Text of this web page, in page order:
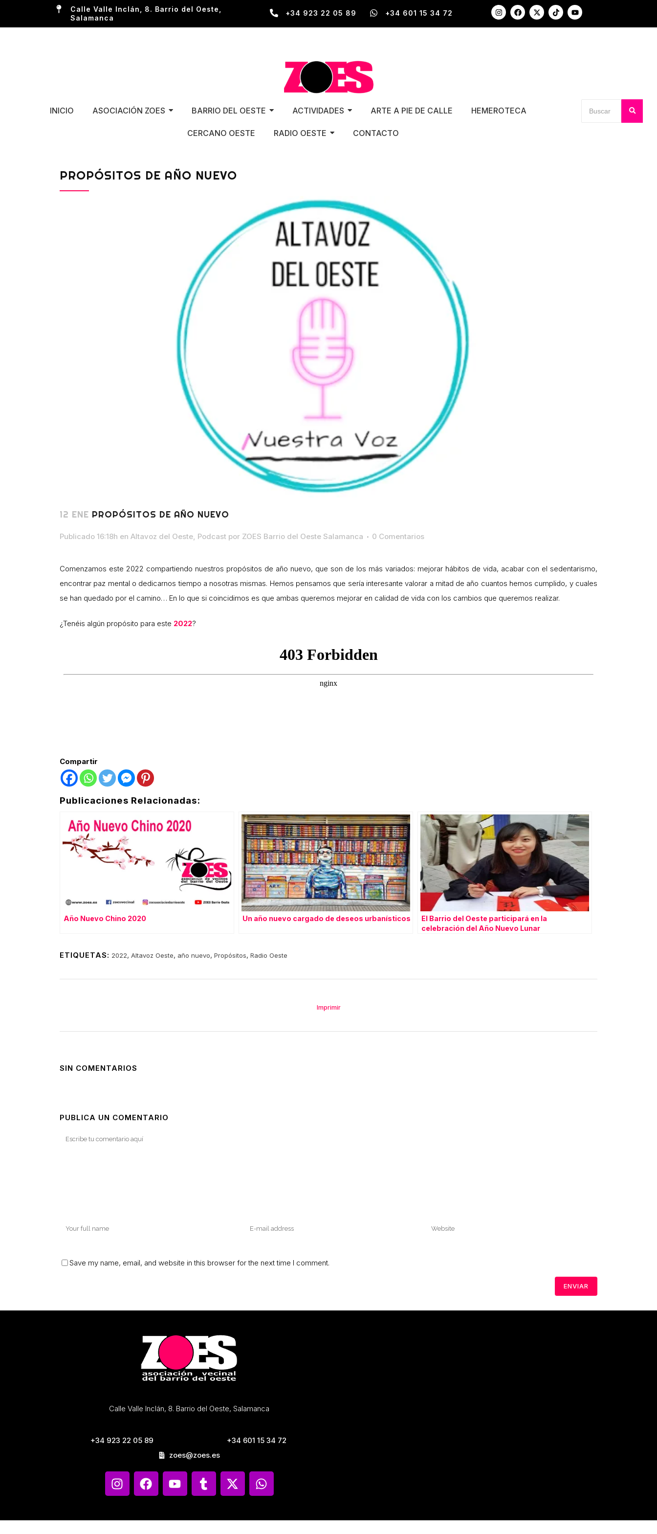
Calle Valle Inclán, 8. Barrio del Oeste,
Salamanca
+34 923 22 05 89 +34 601 15 34 72
INICIO ASOCIACIÓN ZOES BARRIO DEL OESTE ACTIVIDADES ARTE A PIE DE CALLE HEMEROTECA
CERCANO OESTE RADIO OESTE CONTACTO
PROPÓSITOS DE AÑO NUEVO
12 ENE PROPÓSITOS DE AÑO NUEVO
Publicado 16:18h en Altavoz del Oeste Podcast por ZOES Barrio del Oeste Salamanca 0 Comentarios
Comenzamos este 2022 compartiendo nuestros propósitos de año nuevo, que son de los más variados: mejorar hábitos de vida, acabar con el sedentarismo,
encontrar paz mental o dedicarnos tiempo a nosotras mismas. Hemos pensamos que sería interesante valorar a mitad de año cuantos hemos cumplido, y cuales
se han quedado por el camino… En lo que si coincidimos es que ambas queremos mejorar en calidad de vida con los cambios que queremos realizar.
¿Tenéis algún propósito para este 2022?
Compartir
Publicaciones Relacionadas:
Año Nuevo Chino 2020 Un año nuevo cargado de deseos urbanísticos
El Barrio del Oeste participará en la
celebración del Año Nuevo Lunar
ETIQUETAS: 2022, Altavoz Oeste, año nuevo, Propósitos, Radio Oeste
Imprimir
SIN COMENTARIOS
PUBLICA UN COMENTARIO
Save my name, email, and website in this browser for the next time I comment.
Calle Valle Inclán, 8. Barrio del Oeste, Salamanca
+34 923 22 05 89
+34 601 15 34 72
zoes@zoes.es